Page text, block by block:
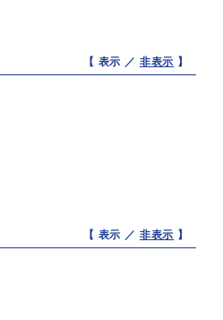
【 表示 ／ 非表示 】
【 表示 ／ 非表示 】